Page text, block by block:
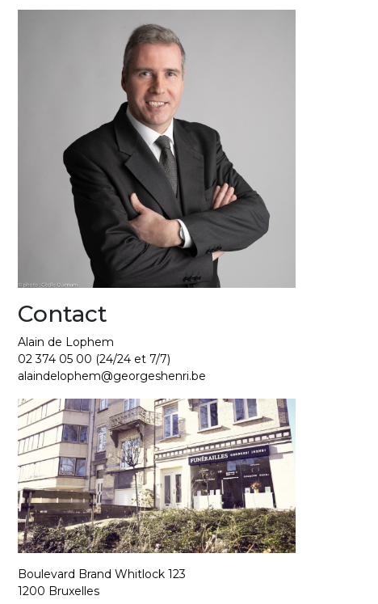
Contact
Alain de Lophem
02 374 05 00 (24/24 et 7/7)
alaindelophem@georgeshenri.be
Boulevard Brand Whitlock 123
1200 Bruxelles